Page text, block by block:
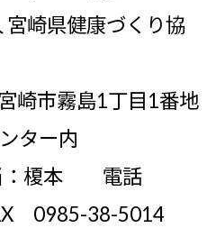
崎県健康づくり協
市霧島1丁目1番地
ター内
榎本 電話
0985-38-5014